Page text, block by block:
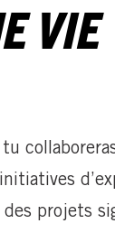
VIE
des projets